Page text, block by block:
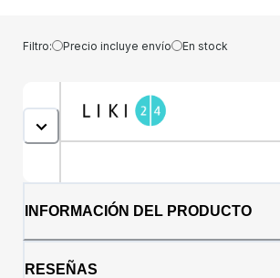
descuento. Si no está seguro de
de este producto, inspírese en la
Filtro: Precio incluye envío En stock
INFORMACIÓN DEL PRODUCTO
RESEÑAS